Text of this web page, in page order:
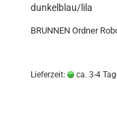
dunkelblau/lila
BRUNNEN Ordner
Lieferzeit: ca. 3-4